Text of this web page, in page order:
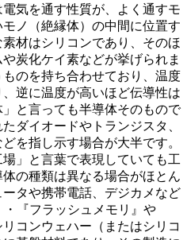
気を通す性質が、よく通すモ
ノ（絶縁体）の中間に位置す
材はシリコンであり、そのほ
炭化ケイ素などが挙げられま
のを持ち合わせており、温度
逆に温度が高いほど伝導性は
と言っても半導体そのもので
ダイオードやトランジスタ、
を指し示す場合が大半です。
」と言葉で表現していても工
の種類は異なる場合がほとん
タや携帯電話、デジカメなど
『フラッシュメモリ』や
コンウェハー（またはシリコ